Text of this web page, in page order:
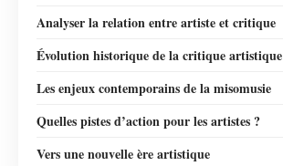
Analyser la relation entre artiste et critique
Évolution historique de la critique artistique
Les enjeux contemporains de la misomusie
Quelles pistes d’action pour les artistes ?
Vers une nouvelle ère artistique